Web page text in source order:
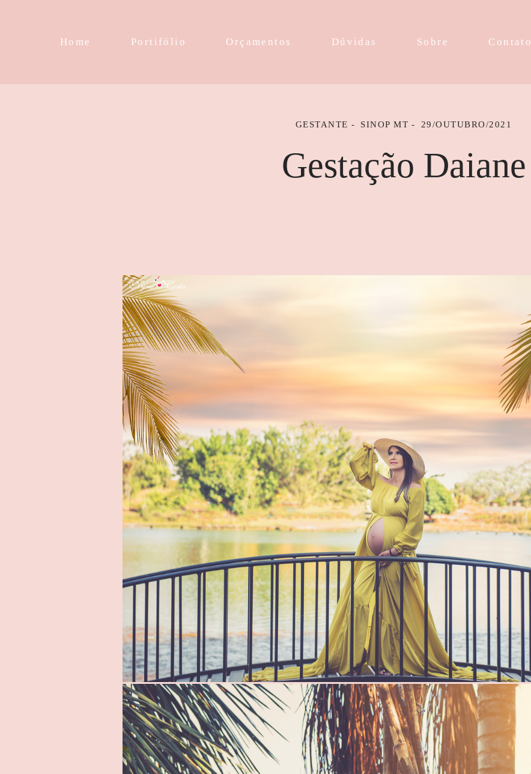
Home Portifólio Orçamentos Dúvidas Sobre Contato
GESTANTE SINOP MT 29/OUTUBRO/2021
Gestação Daiane